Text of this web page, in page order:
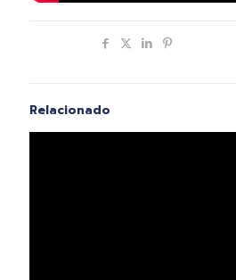
Relacionado